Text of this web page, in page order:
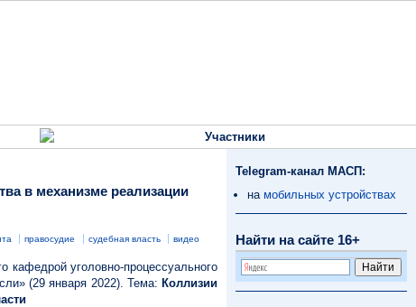
Участники
в механизме реализации
правосудие судебная власть
видео
уголовно-процессуального
(29 января 2022). Тема: Коллизии
Telegram-канал МАСП:
на мобильных устройствах
Найти на сайте 16+